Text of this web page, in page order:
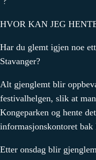
HVOR KAN JEG
Har du glemt igjen noe
Stavanger?
Alt gjenglemt blir
festivalhelgen, slik at
Kongeparken og hente
informasjonskontoret bak
Etter onsdag blir